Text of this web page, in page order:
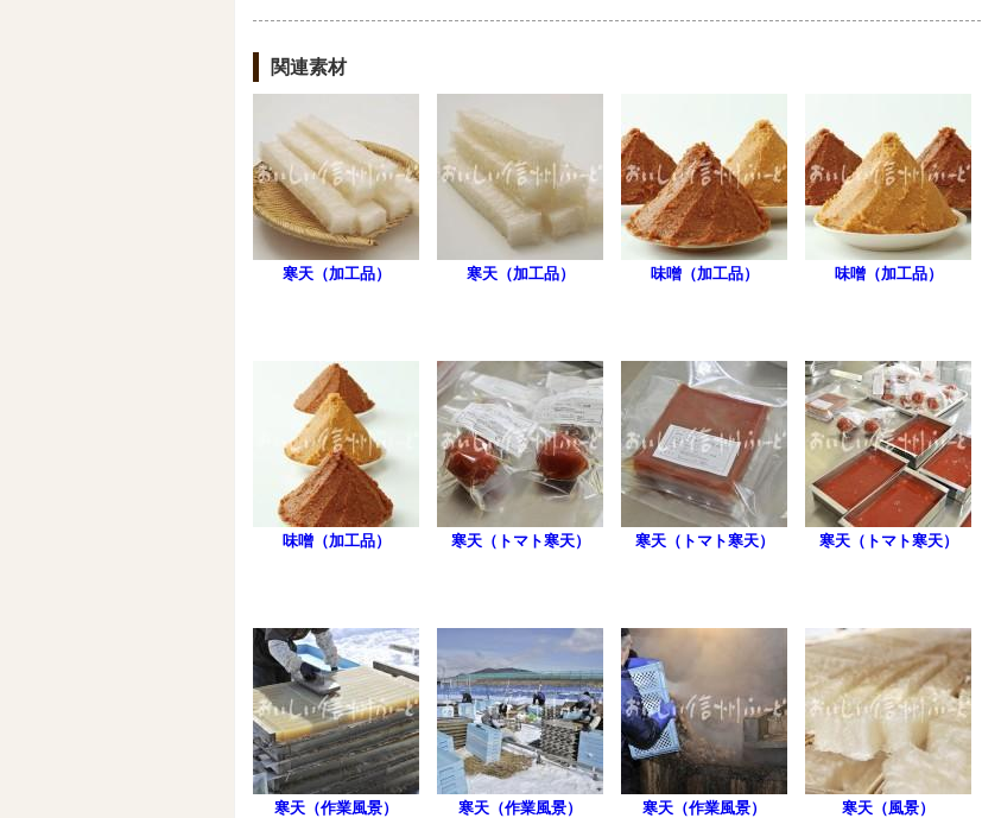
関連素材
寒天（加工品） 寒天（加工品） 味噌（加工品） 味噌（加工品）
味噌（加工品） 寒天（トマト寒天） 寒天（トマト寒天） 寒天（トマト寒天）
寒天（作業風景） 寒天（作業風景） 寒天（作業風景） 寒天（風景）